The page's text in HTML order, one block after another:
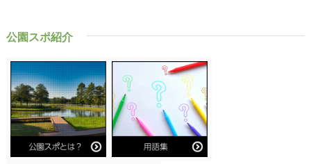
公園スポ紹介